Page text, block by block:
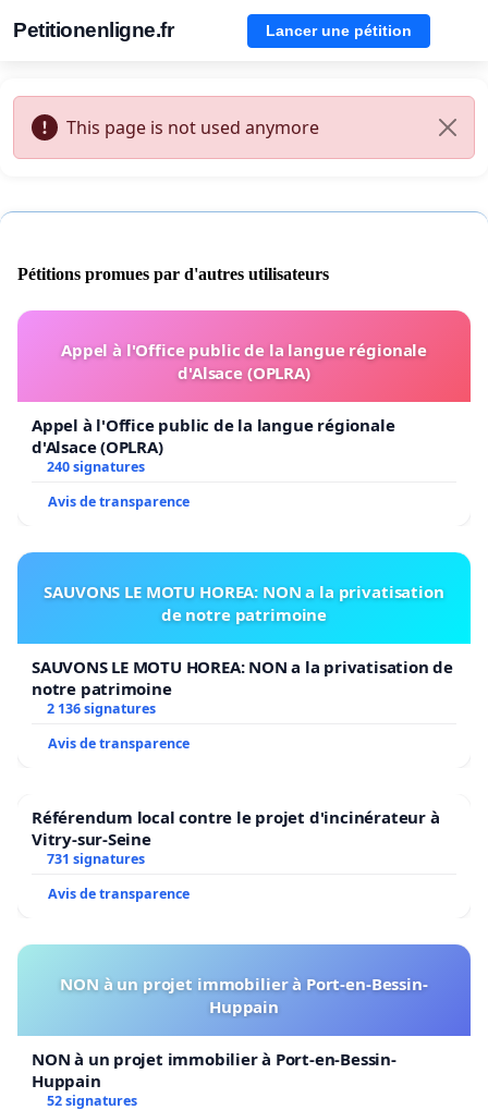
Petitionenligne.fr Lancer une pétition
This page is not used anymore
Pétitions promues par d'autres utilisateurs
Appel à l'Office public de la langue régionale
d'Alsace (OPLRA)
Appel à l'Office public de la langue régionale
d'Alsace (OPLRA)
240 signatures
Avis de transparence
SAUVONS LE MOTU HOREA: NON a la privatisation
de notre patrimoine
SAUVONS LE MOTU HOREA: NON a la privatisation de
notre patrimoine
2 136 signatures
Avis de transparence
Référendum local contre le projet d'incinérateur à
Vitry-sur-Seine
731 signatures
Avis de transparence
NON à un projet immobilier à Port-en-Bessin-
Huppain
NON à un projet immobilier à Port-en-Bessin-
Huppain
52 signatures